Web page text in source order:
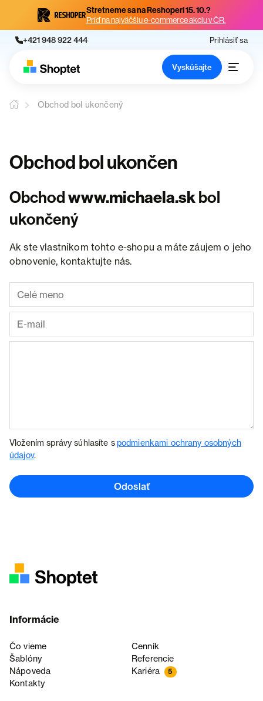
Stretneme sa na Reshoperi 15. 10.?
Príď na najväčšiu e-commerce akciu v ČR.
+421 948 922 444 Prihlásiť sa
Vyskúšajte
Obchod bol ukončený
Obchod bol ukončen
Obchodwww.michaela.skbol
ukončený
Ak ste vlastníkom tohto e-shopu a máte záujem o jeho
obnovenie, kontaktujte nás.
Vložením správy súhlasíte spodmienkami ochrany osobných
údajov.
Odoslať
Informácie
Čo vieme
Cenník
Šablóny
Referencie
Nápoveda
Kariéra 5
Kontakty